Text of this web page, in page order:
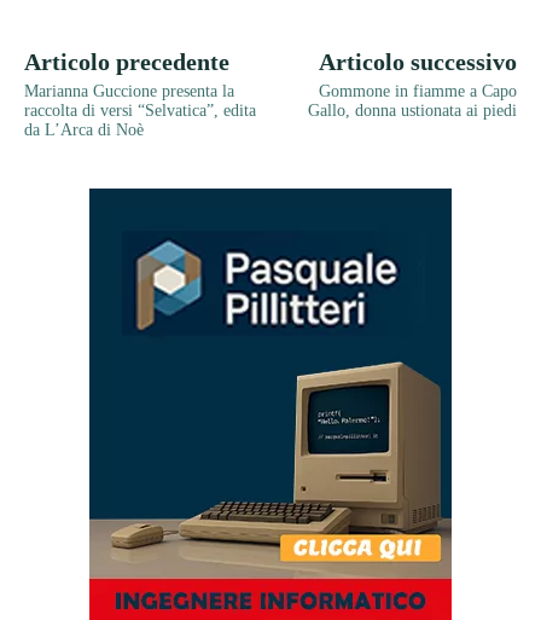
Articolo precedente
Marianna Guccione presenta la
raccolta di versi “Selvatica”, edita
da L’Arca di Noè
Articolo successivo
Gommone in fiamme a Capo
Gallo, donna ustionata ai piedi